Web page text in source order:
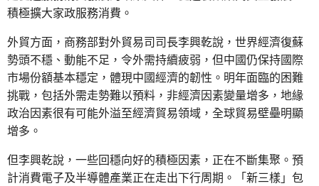
積極擴大家政服務消費。
外貿方面，商務部對外貿易司司長李興乾說，世界經濟復蘇
勢頭不穩、動能不足，令外需持續疲弱，但中國仍保持國際
市場份額基本穩定，體現中國經濟的韌性。明年面臨的困難
挑戰，包括外需走勢難以預料，非經濟因素變量增多，地緣
政治因素很有可能外溢至經濟貿易領域，全球貿易壁壘明顯
增多。
但李興乾說，一些回穩向好的積極因素，正在不斷集聚。預
計消費電子及半導體產業正在走出下行周期。「新三樣」包